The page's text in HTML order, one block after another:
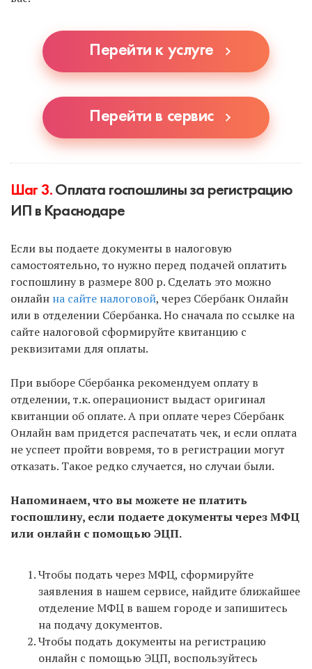
специалист, если вы выберете УСН.
Перейти к услуге
Перейти в сервис
Шаг 3. Оплата госпошлины за регистрацию
ИП в Краснодаре
Если вы подаете документы в налоговую
самостоятельно, то нужно перед подачей оплатить
госпошлину в размере 800 р. Сделать это можно
онлайн на сайте налоговой, через Сбербанк Онлайн
или в отделении Сбербанка. Но сначала по ссылке на
сайте налоговой сформируйте квитанцию с
реквизитами для оплаты.
При выборе Сбербанка рекомендуем оплату в
отделении, т.к. операционист выдаст оригинал
квитанции об оплате. А при оплате через Сбербанк
Онлайн вам придется распечатать чек, и если оплата
не успеет пройти вовремя, то в регистрации могут
отказать. Такое редко случается, но случаи были.
Напоминаем, что вы можете не платить
госпошлину, если подаете документы через МФЦ
или онлайн с помощью ЭЦП.
Чтобы подать через МФЦ, сформируйте
заявления в нашем сервисе, найдите ближайшее
отделение МФЦ в вашем городе и запишитесь
на подачу документов.
Чтобы подать документы на регистрацию
онлайн с помощью ЭЦП, воспользуйтесь